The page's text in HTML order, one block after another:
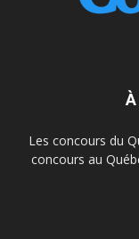
À
Les concours du
concours au